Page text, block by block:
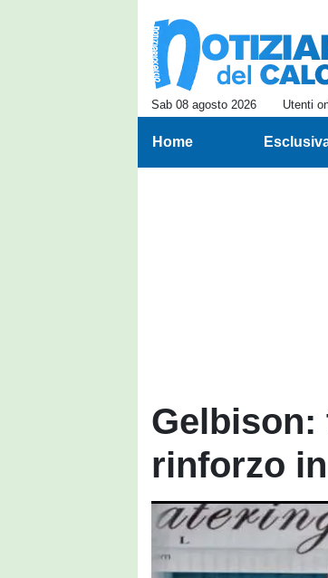
Sab 08 agosto 2026 Utenti
Home
rinforzo